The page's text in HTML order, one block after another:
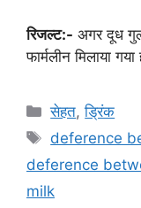
रिजल्ट:- अगर दूध
फार्मलीन मिलाया
Categories
सेहत,ड्रिंक
Tags
deference
deference
milk